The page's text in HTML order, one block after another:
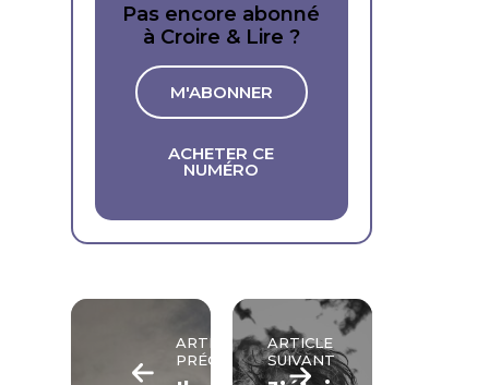
Pas encore abonné
à Croire & Lire ?
M'ABONNER
ACHETER CE
NUMÉRO
ARTICLE
PRÉCÉDENT
ARTICLE
SUIVANT